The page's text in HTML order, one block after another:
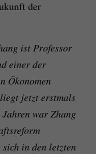
der
ist Professor
einer der
Ökonomen
liegt jetzt erstmals
war Zhang
in den letzten